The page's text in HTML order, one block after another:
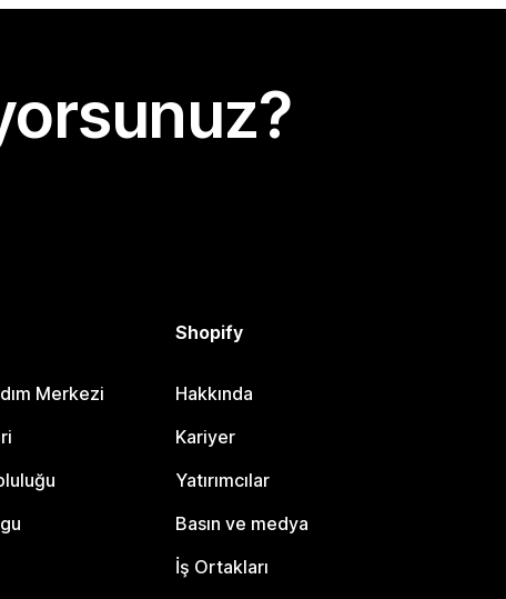
Merkezi
Shopify
Hakkında
Kariyer
Yatırımcılar
Basın ve medya
İş Ortakları